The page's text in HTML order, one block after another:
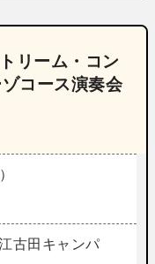
リーム・コン
コース演奏会
古田キャンパ